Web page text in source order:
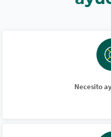
Necesito